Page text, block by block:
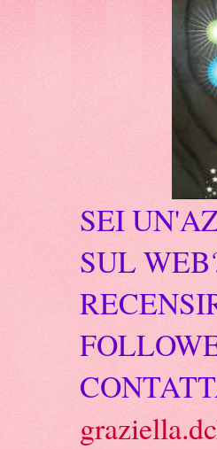
SEI
SUL